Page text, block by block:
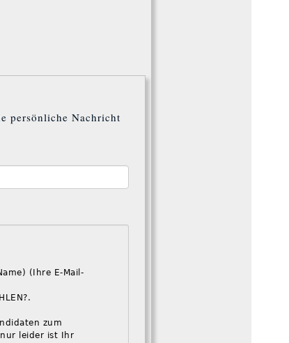
persönliche Nachricht